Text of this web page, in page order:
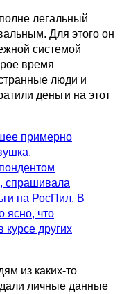
легальный
Для этого он
системой
время
люди и
деньги на этот
примерно
спрашивала
на РосПил. В
ясно, что
курсе других
из каких-то
личные данные